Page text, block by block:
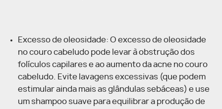
Excesso de oleosidade: O excesso de oleosidade
no couro cabeludo pode levar à obstrução dos
folículos capilares e ao aumento da acne no couro
cabeludo. Evite lavagens excessivas (que podem
estimular ainda mais as glândulas sebáceas) e use
um shampoo suave para equilibrar a produção de